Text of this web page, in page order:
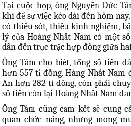
Tại cuộc họp, ông Nguyễn Đức
khi để sự việc kéo dài đến hôm
có thiếu sót, thiếu kinh nghiệm,
lý của Hoàng Nhất Nam có một
dẫn đến trục trặc hợp đồng giữa
Ông Tâm cho biết, tổng số tiền
hơn 557 tỉ đồng. Hàng Nhất Nam
An hơn 282 tỉ đồng, còn phải
số tiền còn lại Hoàng Nhất Nam
Ông Tâm cũng cam kết sẽ cung
quan chức năng, nhưng mong